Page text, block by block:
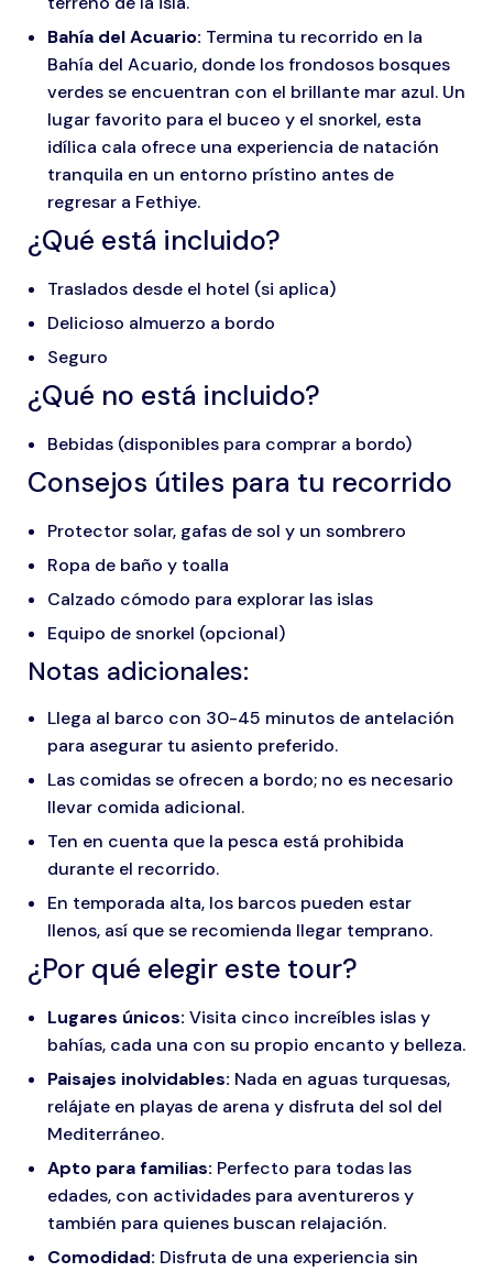
Bahía del Acuario: Termina tu recorrido en la
Bahía del Acuario, donde los frondosos bosques
verdes se encuentran con el brillante mar azul. Un
lugar favorito para el buceo y el snorkel, esta
idílica cala ofrece una experiencia de natación
tranquila en un entorno prístino antes de
regresar a Fethiye.
¿Qué está incluido?
Traslados desde el hotel (si aplica)
Delicioso almuerzo a bordo
Seguro
¿Qué no está incluido?
Bebidas (disponibles para comprar a bordo)
Consejos útiles para tu recorrido
Protector solar, gafas de sol y un sombrero
Ropa de baño y toalla
Calzado cómodo para explorar las islas
Equipo de snorkel (opcional)
Notas adicionales:
Llega al barco con 30-45 minutos de antelación
para asegurar tu asiento preferido.
Las comidas se ofrecen a bordo; no es necesario
llevar comida adicional.
Ten en cuenta que la pesca está prohibida
durante el recorrido.
En temporada alta, los barcos pueden estar
llenos, así que se recomienda llegar temprano.
¿Por qué elegir este tour?
Lugares únicos: Visita cinco increíbles islas y
bahías, cada una con su propio encanto y belleza.
Paisajes inolvidables: Nada en aguas turquesas,
relájate en playas de arena y disfruta del sol del
Mediterráneo.
Apto para familias: Perfecto para todas las
edades, con actividades para aventureros y
también para quienes buscan relajación.
Comodidad: Disfruta de una experiencia sin